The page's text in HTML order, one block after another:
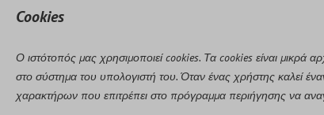
Cookies
Ο ιστότοπός μας χρησιμοποιεί cookies. Τα cookies είναι
στο σύστημα του υπολογιστή του. Όταν ένας χρήστης καλεί
χαρακτήρων που επιτρέπει στο πρόγραμμα περιήγησης να